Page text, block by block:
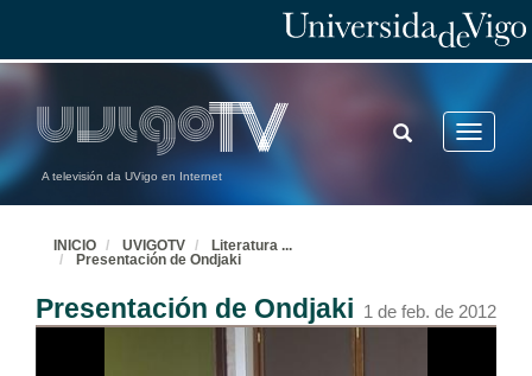
A televisión da UVigo en Internet
Toggle
TOGGLE
SEARCH
INICIO UVIGOTV Literatura ...
Presentación de Ondjaki
Presentación de Ondjaki 1 de feb. de 2012